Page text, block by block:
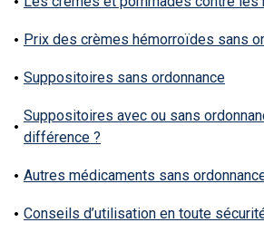
Prix des crèmes hémorroïdes sans
Suppositoires sans ordonnance
Suppositoires avec ou sans
différence ?
Autres médicaments sans
Conseils d’utilisation en toute